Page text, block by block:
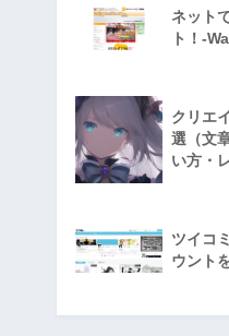
ネット
ト！-
クリエ
選（文
い方・
ツイコ
ウント